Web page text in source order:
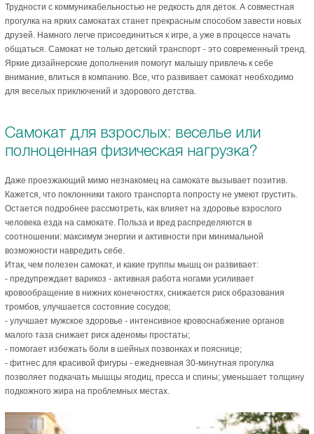
Трудности с коммуникабельностью не редкость для деток. А совместная
прогулка на ярких самокатах станет прекрасным способом завести новых
друзей. Намного легче присоединиться к игре, а уже в процессе начать
общаться. Самокат не только детский транспорт - это современный тренд.
Яркие дизайнерские дополнения помогут малышу привлечь к себе
внимание, влиться в компанию. Все, что развивает самокат необходимо
для веселых приключений и здорового детства.
Самокат для взрослых: веселье или
полноценная физическая нагрузка?
Даже проезжающий мимо незнакомец на самокате вызывает позитив.
Кажется, что поклонники такого транспорта попросту не умеют грустить.
Остается подробнее рассмотреть, как влияет на здоровье взрослого
человека езда на самокате. Польза и вред распределяются в
соотношении: максимум энергии и активности при минимальной
возможности навредить себе.
Итак, чем полезен самокат, и какие группы мышц он развивает:
- предупреждает варикоз - активная работа ногами усиливает
кровообращение в нижних конечностях, снижается риск образования
тромбов, улучшается состояние сосудов;
- улучшает мужское здоровье - интенсивное кровоснабжение органов
малого таза снижает риск аденомы простаты;
- помогает избежать боли в шейных позвонках и пояснице;
- фитнес для красивой фигуры - ежедневная 30-минутная прогулка
позволяет подкачать мышцы ягодиц, пресса и спины; уменьшает толщину
подкожного жира на проблемных местах.